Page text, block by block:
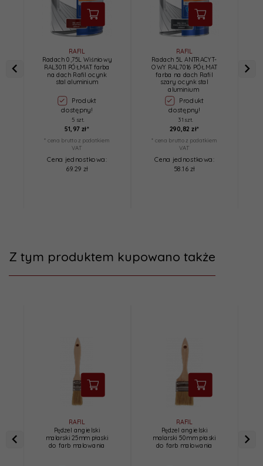
RAFIL
Radach 0,75L Wiśniowy
RAL3011 PÓŁMAT farba
na dach Rafil ocynk
stal aluminium
Produkt
dostępny!
5 szt.
51, 97 zł*
* cena brutto z podatkiem
VAT
Cena jednostkowa:
69.29 zł
RAFIL
Radach 5L ANTRACYT-
OWY RAL7016 PÓŁMAT
farba na dach Rafil
szary ocynk stal
aluminium
Produkt
dostępny!
31 szt.
290,82 zł*
* cena brutto z podatkiem
VAT
Cena jednostkowa:
58.16 zł
Z tym produktem kupowano także
RAFIL
Pędzel angielski
malarski 25mm płaski
do farb malowania
RAFIL
Pędzel angielski
malarski 50mm płaski
do farb malowania